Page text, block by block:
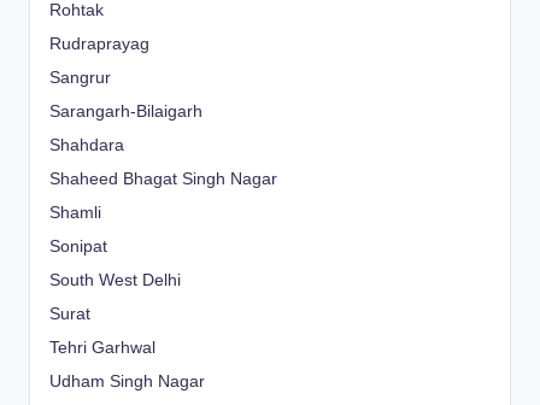
Rohtak
Rudraprayag
Sangrur
Sarangarh-Bilaigarh
Shahdara
Shaheed Bhagat Singh Nagar
Shamli
Sonipat
South West Delhi
Surat
Tehri Garhwal
Udham Singh Nagar